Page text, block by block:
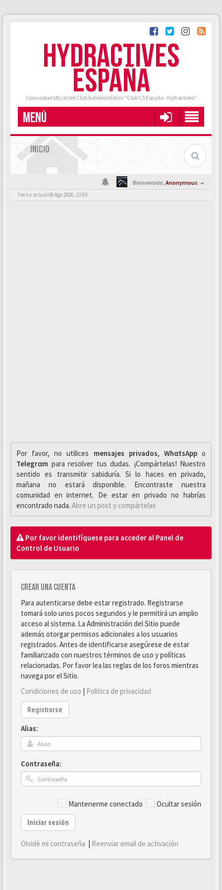
HYDRACTIVES
ESPAÑA
Comunidad oficial del Club Automovilístico "Club C5 España - Hydractives"
MENÚ
INICIO
Bienvenido,Anonymous
Fecha actual 06 Ago 2026, 23:03
Por favor, no utilices mensajes privados, WhαtsAppo
Telegrαm para resolver tus dudas. ¡Compártelas! Nuestro
sentido es transmitir sabiduría. Si lo haces en privado,
mañana no estará disponible. Encontraste nuestra
comunidad en internet. De estar en privado no habrías
encontrado nada. Abre un post y compártelas
Por favor identifíquese para acceder al Panel de
Control de Usuario
Crear una cuenta
Para autenticarse debe estar registrado. Registrarse
tomará solo unos pocos segundos y le permitirá un amplio
acceso al sistema. La Administración del Sitio puede
además otorgar permisos adicionales a los usuarios
registrados. Antes de identificarse asegúrese de estar
familiarizado con nuestros términos de uso y políticas
relacionadas. Por favor lea las reglas de los foros mientras
navega por el Sitio.
Condiciones de uso | Política de privacidad
Registrarse
Alias:
Contraseña:
Mantenerme conectado Ocultar sesión
Iniciar sesión
Olvidé mi contraseña | Reenviar email de activación